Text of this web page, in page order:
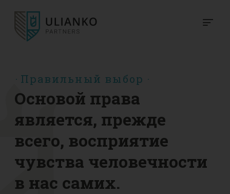
Правильный выбор
Основой права
является, прежде
всего, восприятие
чувства человечности
в нас самих.